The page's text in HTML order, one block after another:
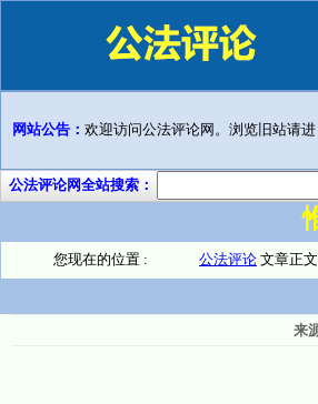
网站公告： 欢迎访问公法评论网。浏览旧站请进
公法评论网全站搜索：
您现在的位置 : 公法评论 文章正文
来